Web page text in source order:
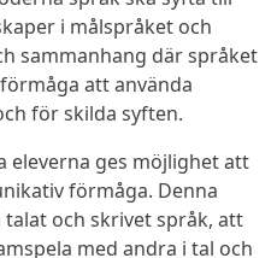
i målspråket och
sammanhang där språket
att använda
för skilda syften.
eleverna ges möjlighet att
förmåga. Denna
och skrivet språk, att
med andra i tal och